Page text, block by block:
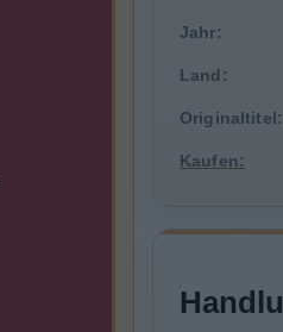
Jahr:
Land:
Originaltitel:
Kaufen: